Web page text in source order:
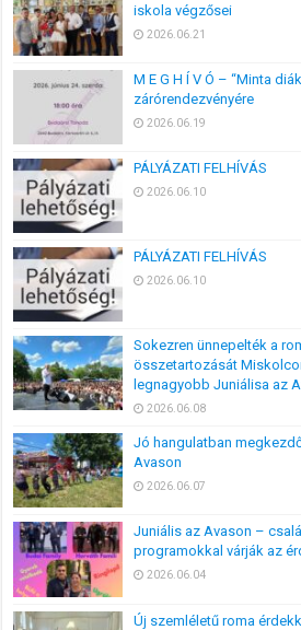
iskola végzősei
2026.06.21
M E G H Í V Ó – “Minta
zárórendezvényére
2026.06.19
PÁLYÁZATI FELHÍVÁS
2026.06.10
PÁLYÁZATI FELHÍVÁS
2026.06.10
Sokezren ünnepelték a
összetartozását
legnagyobb Juniálisa az
2026.06.08
Jó hangulatban
Avason
2026.06.07
Juniális az Avason –
programokkal várják az
2026.06.04
Új szemléletű roma